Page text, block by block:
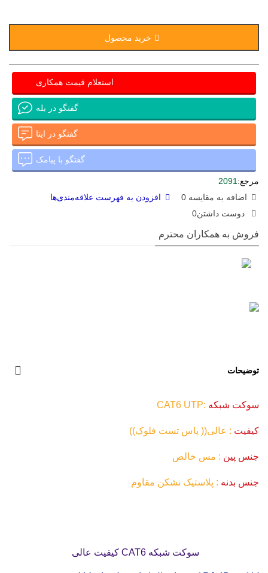
خرید محصول
استعلام قیمت همکاری
گفتگو در بله
گفتگو در ایتا
گفتگو با پیامک
مرجع: 2091
اضافه به مقایسه 0
افزودن به فهرست علاقه‌مندی‌ها
دوست داشتن0
فروش به همکاران محترم
توضیحات
سوکت شبکه :CAT6 UTP
کیفیت : عالی(( پاس تست فلوک))
جنس پین : مس خالص
جنس بدنه : پلاستیک نشکن مقاوم
سوکت شبکه CAT6 کیفیت عالی